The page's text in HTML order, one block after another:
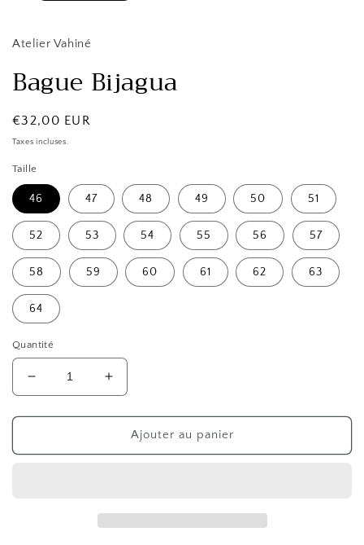
Atelier Vahiné
Bague Bijagua
Prix
habituel
€32,00 EUR
Taxes incluses.
Taille
46 47 48 49 50 51
52 53 54 55 56 57
58 59 60 61 62 63
64
Quantité
Réduire
la
quantité
Bague
Augmenter
la
quantité
Bague
Ajouter au panier